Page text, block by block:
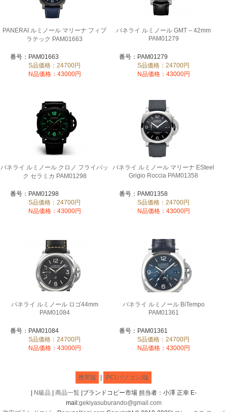
PANERAI ルミノール マリーナ フィブ
ラテック PAM01663
番号：PAM01663
S品価格：24700円
N品価格：43000円
パネライ ルミノール GMT – 42mm
PAM01279
番号：PAM01279
S品価格：24700円
N品価格：43000円
パネライ ルミノール クロノ フライバッ
ク セラミカ PAM01298
番号：PAM01298
S品価格：24700円
N品価格：43000円
パネライ ルミノール マリーナ ESteel
Grigio Roccia PAM01358
番号：PAM01358
S品価格：24700円
N品価格：43000円
パネライ ルミノール ロゴ44mm
PAM01084
番号：PAM01084
S品価格：24700円
N品価格：43000円
パネライ ルミノール BiTempo
PAM01361
番号：PAM01361
S品価格：24700円
N品価格：43000円
携帯版 | PC(パソコン)版
| N級品 | 商品一覧|ブランドコピー市場 担当者：小澤 正幸 E-
mail:gekiyasuburando@gmail.com